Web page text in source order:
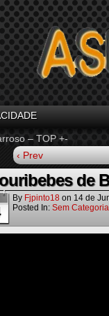
– TOP +-
‹ Prev
de
By Fjpinto18 on 14 de
Posted In: Sem Categoria